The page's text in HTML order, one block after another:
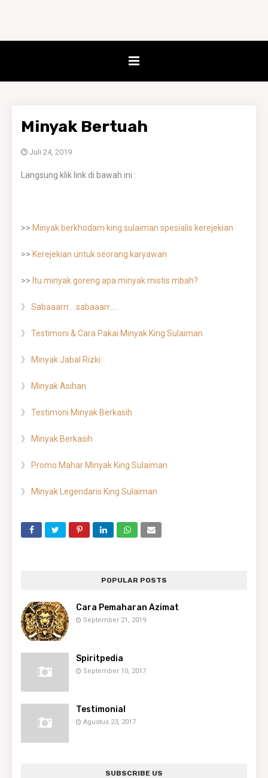
Minyak Bertuah
Juli 24, 2019
Langsung klik link di bawah ini :
>> Minyak berkhodam king sulaiman spesialis kerejekian
>> Kerejekian untuk seorang karyawan
>> Itu minyak goreng apa minyak mistis mbah?
》 Sabaaarrr....sabaaarr.....
》 Testimoni & Cara Pakai Minyak King Sulaiman
》 Minyak Jabal Rizki
》 Minyak Asihan
》 Testimoni Minyak Berkasih
》 Minyak Berkasih
》 Promo Mahar Minyak King Sulaiman
》 Minyak Legendaris King Sulaiman
POPULAR POSTS
Cara Pemaharan Azimat
September 21, 2019
Spiritpedia
September 10, 2017
Testimonial
Agustus 23, 2017
SUBSCRIBE US